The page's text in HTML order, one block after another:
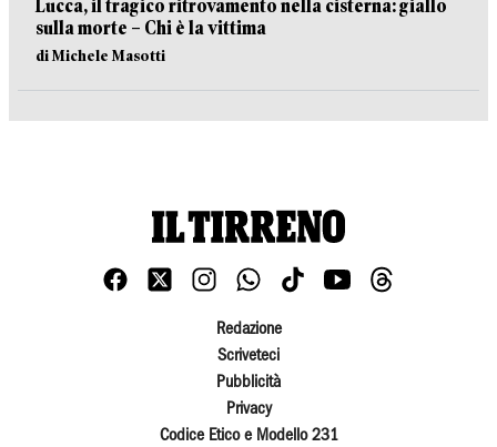
Lucca, il tragico ritrovamento nella cisterna: giallo
sulla morte – Chi è la vittima
di Michele Masotti
Redazione
Scriveteci
Pubblicità
Privacy
Codice Etico e Modello 231